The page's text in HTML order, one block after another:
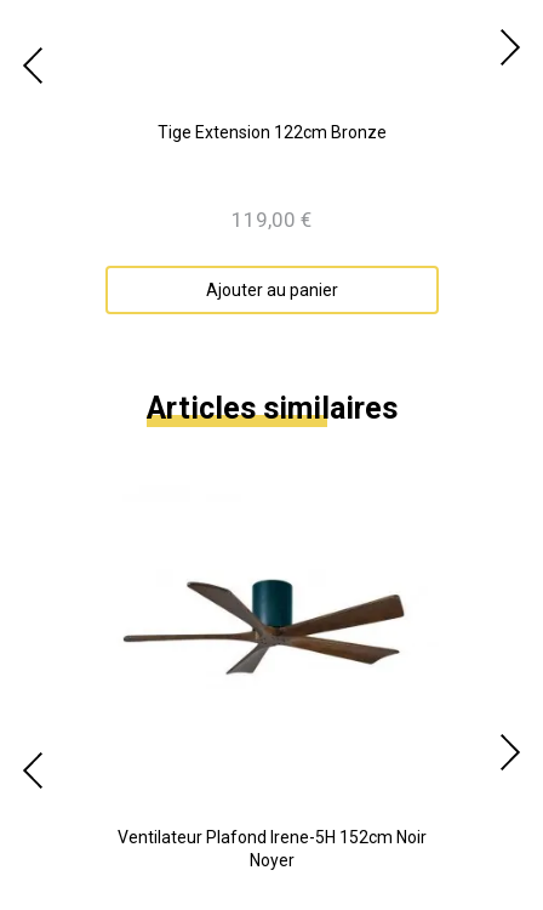
Tige Extension 122cm Bronze
Prix
119,00 €
Ajouter au panier
Articles similaires
Ventilateur Plafond Irene-5H 152cm Noir
Noyer